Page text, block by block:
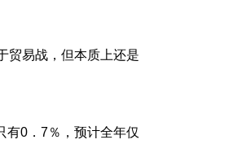
易战，但本质上还是
0．7％，预计全年仅